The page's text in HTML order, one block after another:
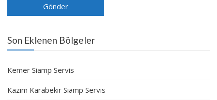
Son Eklenen Bölgeler
Kemer Siamp Servis
Kazım Karabekir Siamp Servis